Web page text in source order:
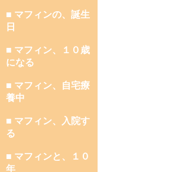
■ マフィンの、誕生
日
■ マフィン、１０歳
になる
■ マフィン、自宅療
養中
■ マフィン、入院す
る
■ マフィンと、１０
年